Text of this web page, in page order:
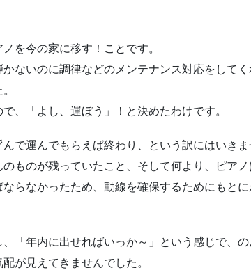
を今の家に移す！ことです。
ないのに調律などのメンテナンス対応をして
、「よし、運ぼう」！と決めたわけです。
で運んでもらえば終わり、という訳にはいきま
ものが残っていたこと、そして何より、ピア
らなかったため、動線を確保するためにもと
「年内に出せればいっか～」という感じで、
が見えてきませんでした。